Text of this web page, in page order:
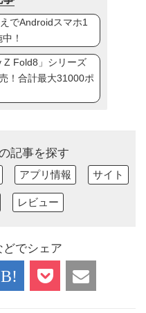
でAndroidスマホ1
！
Z Fold8」シリーズ
！合計最大31000ポ
記事を探す
アプリ情報 サイト
レビュー
でシェア